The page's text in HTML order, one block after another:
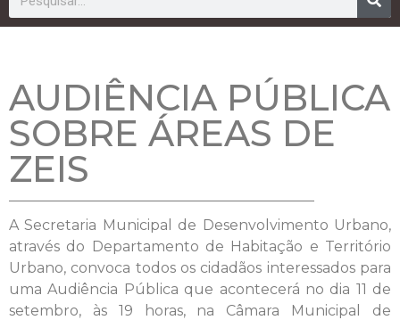
AUDIÊNCIA PÚBLICA
SOBRE ÁREAS DE
ZEIS
A Secretaria Municipal de Desenvolvimento Urbano,
através do Departamento de Habitação e Território
Urbano, convoca todos os cidadãos interessados para
uma Audiência Pública que acontecerá no dia 11 de
setembro, às 19 horas, na Câmara Municipal de